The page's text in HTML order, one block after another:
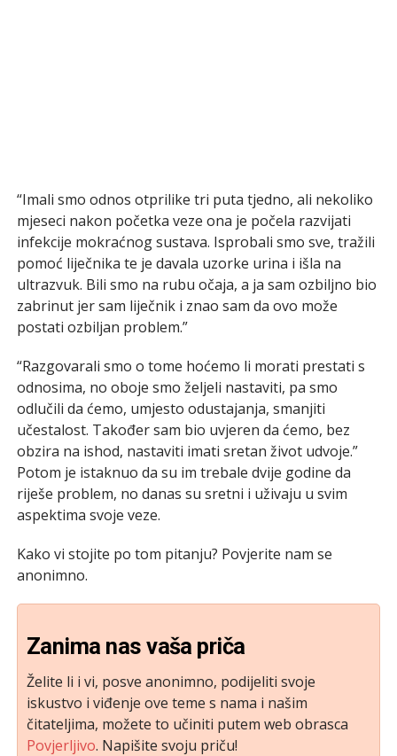
“Imali smo odnos otprilike tri puta tjedno, ali nekoliko
mjeseci nakon početka veze ona je počela razvijati
infekcije mokraćnog sustava. Isprobali smo sve, tražili
pomoć liječnika te je davala uzorke urina i išla na
ultrazvuk. Bili smo na rubu očaja, a ja sam ozbiljno bio
zabrinut jer sam liječnik i znao sam da ovo može
postati ozbiljan problem.”
“Razgovarali smo o tome hoćemo li morati prestati s
odnosima, no oboje smo željeli nastaviti, pa smo
odlučili da ćemo, umjesto odustajanja, smanjiti
učestalost. Također sam bio uvjeren da ćemo, bez
obzira na ishod, nastaviti imati sretan život udvoje.”
Potom je istaknuo da su im trebale dvije godine da
riješe problem, no danas su sretni i uživaju u svim
aspektima svoje veze.
Kako vi stojite po tom pitanju? Povjerite nam se
anonimno.
Zanima nas vaša priča
Želite li i vi, posve anonimno, podijeliti svoje
iskustvo i viđenje ove teme s nama i našim
čitateljima, možete to učiniti putem web obrasca
Povjerljivo. Napišite svoju priču!